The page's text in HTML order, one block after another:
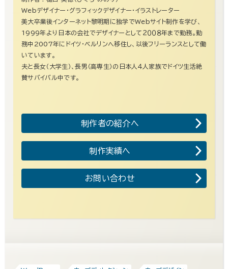
Webデザイナー・グラフィックデザイナー・イラストレーター
美大卒業後インターネット黎明期に独学でWebサイト制作を学び、
1999年より日本の会社でデザイナーとして２００８年まで勤務。勤
務中2007年にドイツ・ベルリンへ移住し、以後フリーランスとして働
いています。
夫と長女（大学生）、長男（高専生）の日本人４人家族でドイツ生活絶
賛サバイバル中です。
制作者の紹介へ
制作実績へ
お問い合わせ